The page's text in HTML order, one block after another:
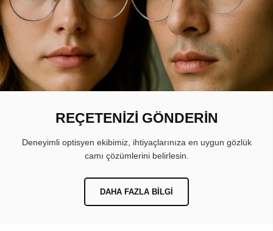
REÇETENİZİ GÖNDERİN
Deneyimli optisyen ekibimiz, ihtiyaçlarınıza en uygun gözlük
camı çözümlerini belirlesin.
DAHA FAZLA BILGI